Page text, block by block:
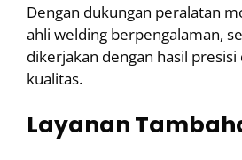
Dengan dukungan peralatan
ahli welding berpengalaman,
dikerjakan dengan hasil presisi
kualitas.
Layanan